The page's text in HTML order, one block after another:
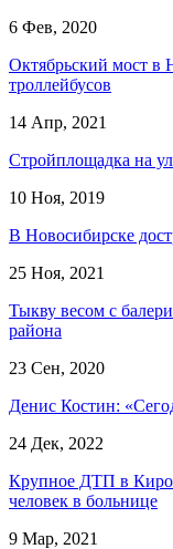
6 Фев, 2020
Октябрьский мост в
троллейбусов
14 Апр, 2021
Стройплощадка на
10 Ноя, 2019
В Новосибирске
25 Ноя, 2021
Тыкву весом с
района
23 Сен, 2020
Денис Костин:
24 Дек, 2022
Крупное ДТП в
человек в больнице
9 Мар, 2021